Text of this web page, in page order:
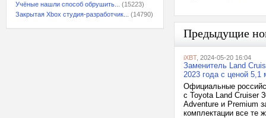
Учёные нашли способ обрушить...
(15223)
Закрытая Xbox студия-разработчик...
(14790)
Предыдущие
iXBT, 2024-05-20 16:04
Заменитель Land
2023 года с ценой 5,1
Официальные
с Toyota Land Cruiser
Adventure и Premium
комплектации все те